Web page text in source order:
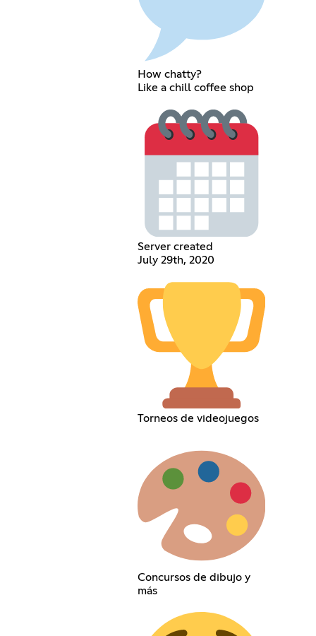
How chatty?
Like a chill coffee shop
Server created
July 29th, 2020
Torneos de videojuegos
Concursos de dibujo y
más